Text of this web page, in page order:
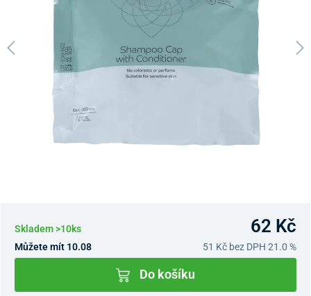
Skladem >10ks 62 Kč
Můžete mít 10.08 51 Kč bez DPH 21.0 %
Do košíku